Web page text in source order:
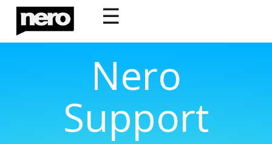
☰
Nero
Support